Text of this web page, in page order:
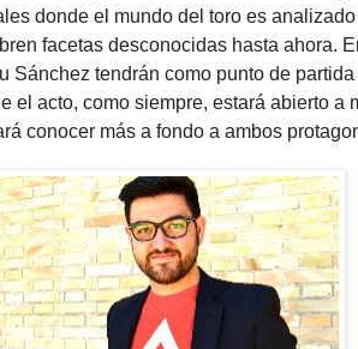
donde el mundo del toro es
facetas desconocidas hasta ahora.
Sánchez tendrán como punto de partida
el acto, como siempre, estará abierto a
conocer más a fondo a ambos